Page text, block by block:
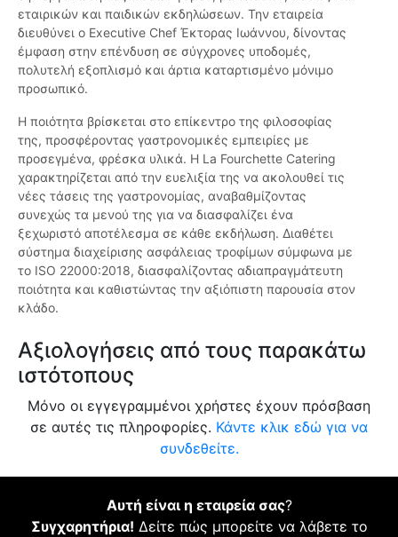
εταιρικών και παιδικών εκδηλώσεων. Την εταιρεία
διευθύνει ο Executive Chef Έκτορας Ιωάννου, δίνοντας
έμφαση στην επένδυση σε σύγχρονες υποδομές,
πολυτελή εξοπλισμό και άρτια καταρτισμένο μόνιμο
προσωπικό.
Η ποιότητα βρίσκεται στο επίκεντρο της φιλοσοφίας
της, προσφέροντας γαστρονομικές εμπειρίες με
προσεγμένα, φρέσκα υλικά. Η La Fourchette Catering
χαρακτηρίζεται από την ευελιξία της να ακολουθεί τις
νέες τάσεις της γαστρονομίας, αναβαθμίζοντας
συνεχώς τα μενού της για να διασφαλίζει ένα
ξεχωριστό αποτέλεσμα σε κάθε εκδήλωση. Διαθέτει
σύστημα διαχείρισης ασφάλειας τροφίμων σύμφωνα με
το ISO 22000:2018, διασφαλίζοντας αδιαπραγμάτευτη
ποιότητα και καθιστώντας την αξιόπιστη παρουσία στον
κλάδο.
Αξιολογήσεις από τους παρακάτω
ιστότοπους
Μόνο οι εγγεγραμμένοι χρήστες έχουν πρόσβαση
σε αυτές τις πληροφορίες. Κάντε κλικ εδώ για να
συνδεθείτε.
Αυτή είναι η εταιρεία σας?
Συγχαρητήρια! Δείτε πώς μπορείτε να λάβετε το